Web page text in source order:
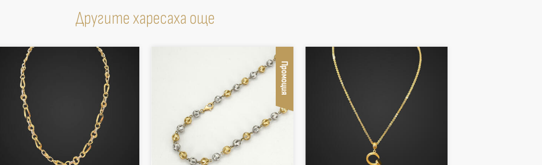
Другите харесаха още
Промоция